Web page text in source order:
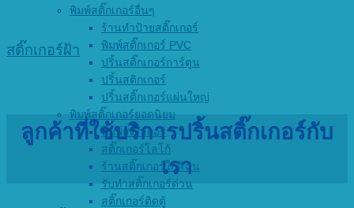
พิมพ์สติ๊กเกอร์อื่นๆ
ร้านทำป้ายสติ๊กเกอร์
พิมพ์สติ๊กเกอร์ PVC
ปริ้นสติ๊กเกอร์การ์ตูน
ปริ้นสติกเกอร์
ปริ้นสติ๊กเกอร์แผ่นใหญ่
พิมพ์สติ๊กเกอร์ยอดนิยม
พิมพ์สติ๊กเกอร์
สติ๊กเกอร์โลโก้
ร้านสติ๊กเกอร์ใกล้ฉัน
รับทำสติ๊กเกอร์ด่วน
สติ๊กเกอร์ติดตู้
สติ๊กเกอร์ฝ้า
ลูกค้าที่ใช้บริการปริ้นสติ๊กเกอร์กับ
เรา